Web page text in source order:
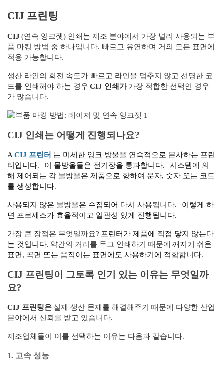
CIJ 프린팅
CIJ (연속 잉크젯) 인쇄는 제조 분야에서 가장 널리 사용되는 부
품 마킹 방법 중 하나입니다. 빠르고 유연하며 거의 모든 표면에
적용 가능합니다.
생산 라인의 회전 속도가 빠르고 라인을 멈추지 않고 선명한 코
드를 인쇄해야 하는 경우 CIJ 인쇄가 가장 적합한 선택인 경우
가 많습니다.
CIJ 인쇄는 어떻게 진행되나요?
ACIJ 프린터 는 미세한 잉크 방울을 연속적으로 분사하는 프린
터입니다.
이 물방울들은 전기장을 통과합니다.
시스템에 의
해 제어되는 각 물방울은 제품으로 향하여 문자, 숫자 또는 코드
를 생성합니다.
사용되지 않은 물방울은 수집되어 다시 사용됩니다.
이렇게 하
면 프로세스가 효율적이고 일관성 있게 진행됩니다.
가장 큰 장점은 무엇일까요? 프린터가 제품에 직접 닿지 않는다
는 것입니다. 약간의 거리를 두고 인쇄하기 때문에 깨지기 쉬운
표면, 곡면 또는 움직이는 표면에도 사용하기에 적합합니다.
CIJ 프린팅이 그토록 인기 있는 이유는 무엇일까
요?
CIJ 프린팅은 실제 생산 문제를 해결해주기 때문에 다양한 산업
분야에서 신뢰를 받고 있습니다.
제조업체들이 이를 선택하는 이유는 다음과 같습니다.
1. 고속 성능